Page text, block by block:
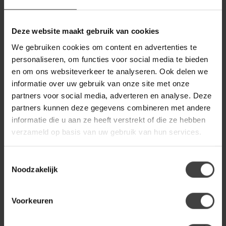
Deze website maakt gebruik van cookies
We gebruiken cookies om content en advertenties te
personaliseren, om functies voor social media te bieden
en om ons websiteverkeer te analyseren. Ook delen we
informatie over uw gebruik van onze site met onze
partners voor social media, adverteren en analyse. Deze
partners kunnen deze gegevens combineren met andere
informatie die u aan ze heeft verstrekt of die ze hebben
verzameld op basis van uw gebruik van hun services.
Noodzakelijk
Voorkeuren
PTMD Kaydie Roze
BY BOO
By Boo Wandplank Tre 1
mango 49 cm – zwart €24,95
PTMD
PTMD Kaydie Groen €22,95
Of heb je hulp nodig bij de bestelling? Neem gerust contact
of+31